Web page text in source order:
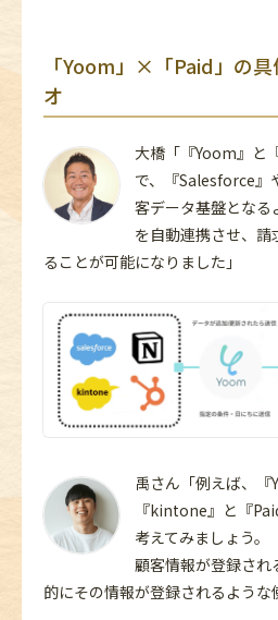
「Yoom 」 × 「Paid 」の
オ
大橋「『Yoom』と
で、『Salesforce
客データ基盤となる
を自動連携させ、
ることが可能になりました」
禹さん「例えば、
『kintone』と『
考えてみましょう
顧客情報が登録され
的にその情報が登録されるような